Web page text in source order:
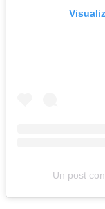
Un post